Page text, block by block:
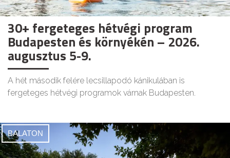
30+ fergeteges hétvégi program
Budapesten és környékén – 2026.
augusztus 5-9.
A hét második felére lecsillapodó kánikulában is
fergeteges hétvégi programok várnak Budapesten.
BALATON